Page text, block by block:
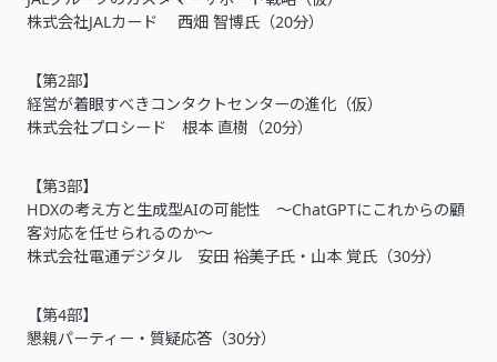
株式会社JALカード 西畑 智博氏（20分）
【第2部】
経営が着眼すべきコンタクトセンターの進化（仮）
株式会社プロシード 根本 直樹（20分）
【第3部】
HDXの考え方と生成型AIの可能性 ～ChatGPTにこれからの顧
客対応を任せられるのか～
株式会社電通デジタル 安田 裕美子氏・山本 覚氏（30分）
【第4部】
懇親パーティー・質疑応答（30分）